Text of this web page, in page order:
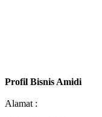
Profil Bisnis Amidi
Alamat :